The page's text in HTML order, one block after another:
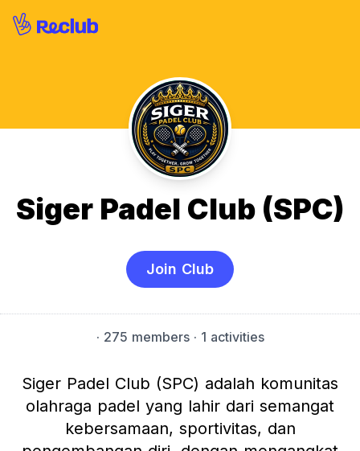
Siger Padel Club (SPC)
Join Club
· 275 members· 1 activities
Siger Padel Club (SPC) adalah komunitas
olahraga padel yang lahir dari semangat
kebersamaan, sportivitas, dan